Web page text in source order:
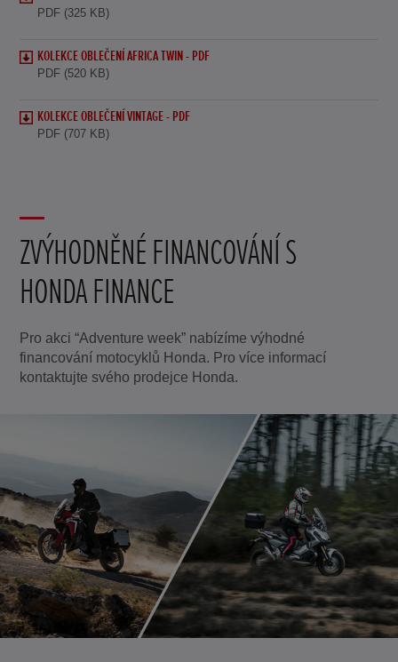
PDF (325 KB)
KOLEKCE OBLEČENÍ AFRICA TWIN - PDF
PDF (520 KB)
KOLEKCE OBLEČENÍ VINTAGE - PDF
PDF (707 KB)
ZVÝHODNĚNÉ FINANCOVÁNÍ S
HONDA FINANCE
Pro akci “Adventure week” nabízíme výhodné
financování motocyklů Honda. Pro více informací
kontaktujte svého prodejce Honda.